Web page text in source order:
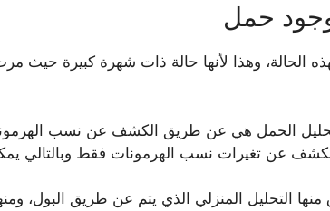
حمل
وهذا لأنها حالة ذات شهرة كبيرة حيث مرت
تحليل الحمل هي عن طريق الكشف عن نسب
عن تغيرات نسب الهرمونات فقط وبالتالي
التحليل المنزلي الذي يتم عن طريق البول،